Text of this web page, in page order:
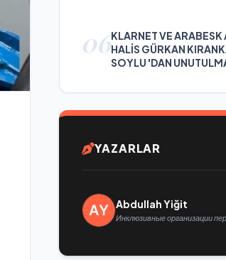
06KLARNET VE ARABESK
HALİS GÜRKAN
SOYLU 'DAN
YAZARLAR
Abdullah Yiğit
Инклюзивные организации